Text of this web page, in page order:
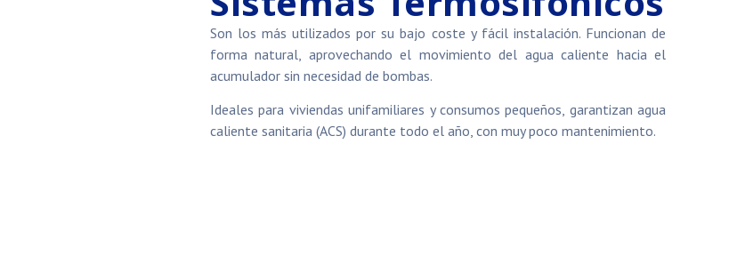
Son los más utilizados por su bajo coste y fácil instalación. Funcionan de
forma natural, aprovechando el movimiento del agua caliente hacia el
acumulador sin necesidad de bombas.
Ideales para viviendas unifamiliares y consumos pequeños, garantizan agua
caliente sanitaria (ACS) durante todo el año, con muy poco mantenimiento.